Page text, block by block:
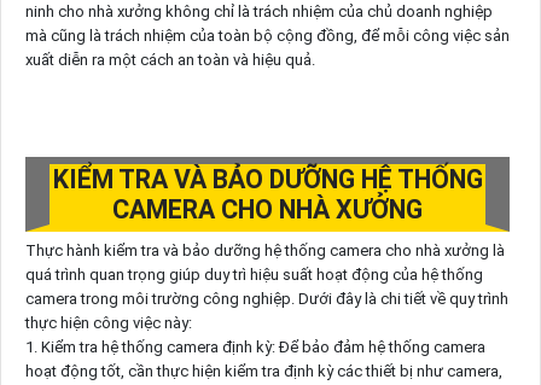
ninh cho nhà xưởng không chỉ là trách nhiệm của chủ doanh nghiệp
mà cũng là trách nhiệm của toàn bộ cộng đồng, để mỗi công việc sản
xuất diễn ra một cách an toàn và hiệu quả.
KIỂM TRA VÀ BẢO DƯỠNG HỆ THỐNG
CAMERA CHO NHÀ XƯỞNG
Thực hành kiểm tra và bảo dưỡng hệ thống camera cho nhà xưởng là
quá trình quan trọng giúp duy trì hiệu suất hoạt động của hệ thống
camera trong môi trường công nghiệp. Dưới đây là chi tiết về quy trình
thực hiện công việc này:
1. Kiểm tra hệ thống camera định kỳ: Để bảo đảm hệ thống camera
hoạt động tốt, cần thực hiện kiểm tra định kỳ các thiết bị như camera,